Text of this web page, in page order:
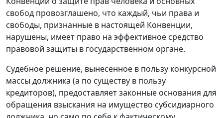
свобод провозглашено, что каждый, чьи права и
свободы, признанные в настоящей Конвенции,
нарушены, имеет право на эффективное средство
правовой защиты в государственном органе.
Судебное решение, вынесенное в пользу конкурсной
массы должника (а по существу в пользу
кредиторов), предоставляет законные основания для
обращения взыскания на имущество субсидиарного